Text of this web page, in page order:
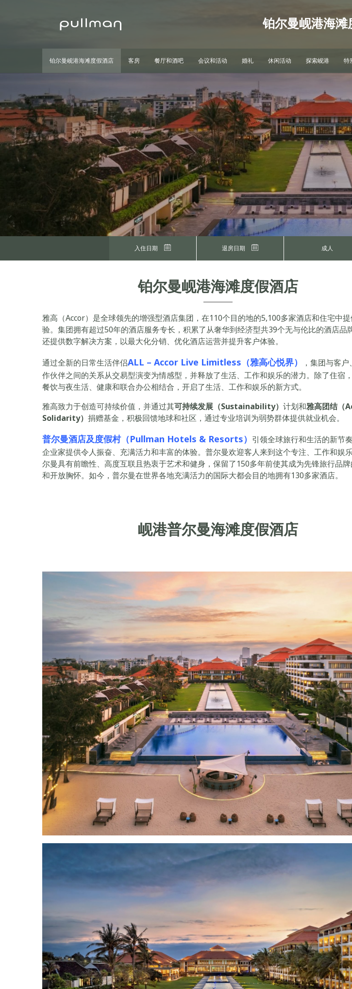
铂尔曼岘港海滩
铂尔曼岘港海滩度假酒店 客房 餐厅和酒吧 会议和活动 婚礼 休闲活动 探索岘港 特
入住日期 退房日期 成人
铂尔曼岘港海滩度假酒店
雅高（Accor）是全球领先的增强型酒店集团，在110个目的地的5,100多家酒店和住宅中
验。集团拥有超过50年的酒店服务专长，积累了从奢华到经济型共39个无与伦比的酒店品
还提供数字解决方案，以最大化分销、优化酒店运营并提升客户体验。
通过全新的日常生活伴侣ALL – Accor Live Limitless（雅高心悦界）
，集团与客
作伙伴之间的关系从交易型演变为情感型，并释放了生活、工作和娱乐的潜力。除了住宿
餐饮与夜生活、健康和联合办公相结合，开启了生活、工作和娱乐的新方式。
雅高致力于创造可持续价值，并通过其可持续发展（Sustainability） 计划和雅高团结（
Solidarity） 捐赠基金，积极回馈地球和社区，通过专业培训为弱势群体提供就业机会。
普尔曼酒店及度假村（Pullman Hotels & Resorts） 引领全球旅行和生活的新节
企业家提供令人振奋、充满活力和丰富的体验。普尔曼欢迎客人来到这个专注、工作和娱
尔曼具有前瞻性、高度互联且热衷于艺术和健身，保留了150多年前使其成为先锋旅行品
和开放胸怀。如今，普尔曼在世界各地充满活力的国际大都会目的地拥有130多家酒店。
岘港普尔曼海滩度假酒店